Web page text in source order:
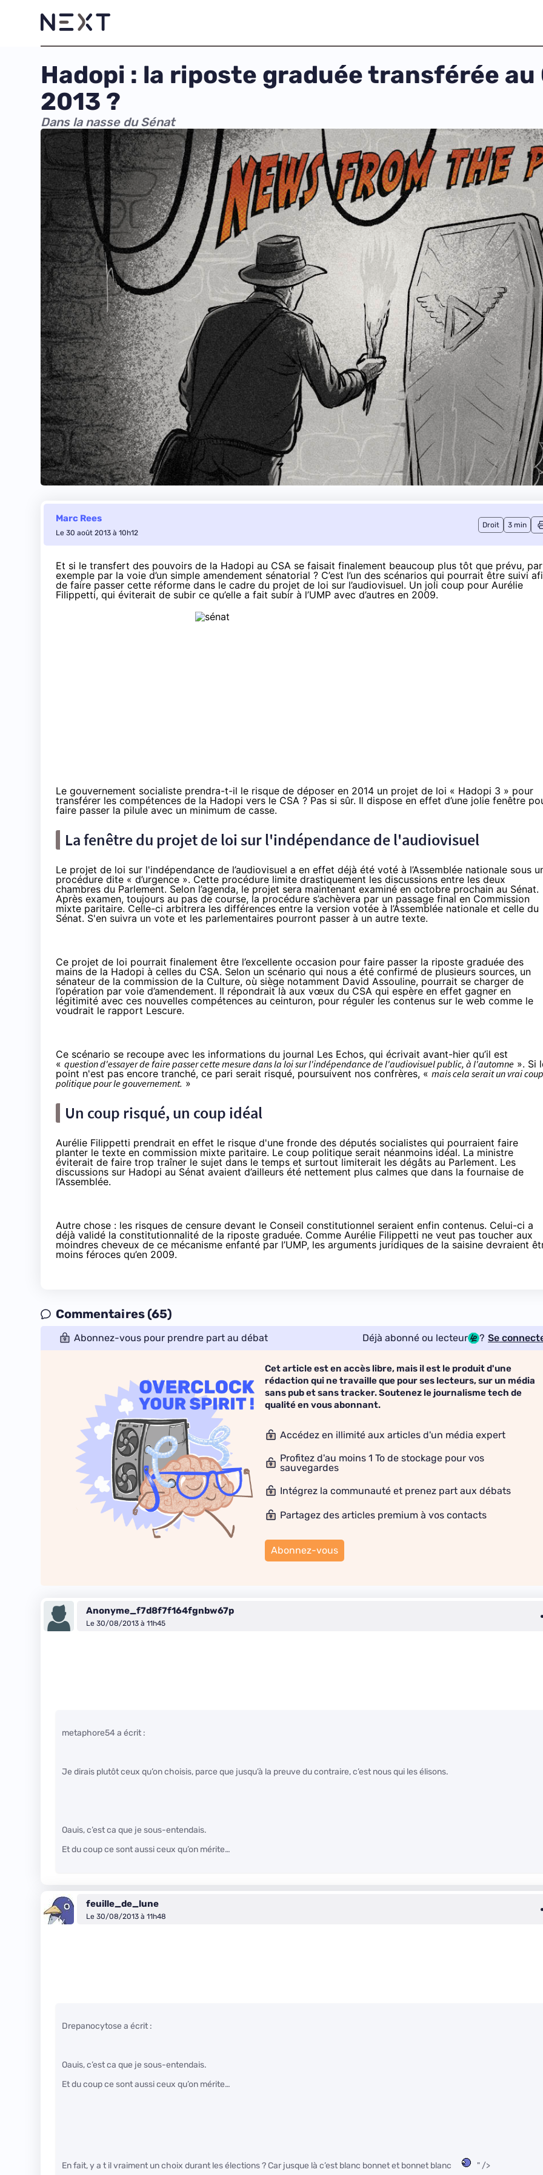
Hadopi : la riposte graduée transférée au
2013 ?
Dans la nasse du Sénat
Marc Rees
Le 30 août 2013 à 10h12
Droit 3 min
Et si le transfert des pouvoirs de la Hadopi au CSA se faisait finalement beaucoup plus tôt que prévu, par
exemple par la voie d’un simple amendement sénatorial ? C’est l’un des scénarios qui pourrait être suivi
de faire passer cette réforme dans le cadre du projet de loi sur l’audiovisuel. Un joli coup pour Aurélie
Filippetti, qui éviterait de subir ce qu’elle a fait subir à l’UMP avec d’autres en 2009.
Le gouvernement socialiste prendra-t-il le risque de déposer en 2014 un projet de loi « Hadopi 3 » pour
transférer les compétences de la Hadopi vers le CSA ? Pas si sûr. Il dispose en effet d’une jolie fenêtre
faire passer la pilule avec un minimum de casse.
La fenêtre du projet de loi sur l'indépendance de l'audiovisuel
Le projet de loi sur l'indépendance de l’audiovisuel a en effet déjà été voté à l’Assemblée nationale sous
procédure dite « d’urgence ». Cette procédure limite drastiquement les discussions entre les deux
chambres du Parlement. Selon l’agenda, le projet sera maintenant examiné en octobre prochain au Sénat.
Après examen, toujours au pas de course, la procédure s’achèvera par un passage final en Commission
mixte paritaire. Celle-ci arbitrera les différences entre la version votée à l’Assemblée nationale et celle du
Sénat. S'en suivra un vote et les parlementaires pourront passer à un autre texte.
Ce projet de loi pourrait finalement être l’excellente occasion pour faire passer la riposte graduée des
mains de la Hadopi à celles du CSA. Selon un scénario qui nous a été confirmé de plusieurs sources, un
sénateur de la commission de la Culture, où siège notamment David Assouline, pourrait se charger de
l’opération par voie d’amendement. Il répondrait là aux vœux du CSA qui espère en effet gagner en
légitimité avec ces nouvelles compétences au ceinturon, pour réguler les contenus sur le web comme le
voudrait le rapport Lescure.
Ce scénario se recoupe avec les informations du journal Les Echos, qui écrivait avant-hier qu’il est
« question d'essayer de faire passer cette mesure dans la loi sur l'indépendance de l'audiovisuel public, à l'automne ». Si
point n'est pas encore tranché, ce pari serait risqué, poursuivent nos confrères, « mais cela serait un vrai coup
politique pour le gouvernement. »
Un coup risqué, un coup idéal
Aurélie Filippetti prendrait en effet le risque d'une fronde des députés socialistes qui pourraient faire
planter le texte en commission mixte paritaire. Le coup politique serait néanmoins idéal. La ministre
éviterait de faire trop traîner le sujet dans le temps et surtout limiterait les dégâts au Parlement. Les
discussions sur Hadopi au Sénat avaient d’ailleurs été nettement plus calmes que dans la fournaise de
l’Assemblée.
Autre chose : les risques de censure devant le Conseil constitutionnel seraient enfin contenus. Celui-ci a
déjà validé la constitutionnalité de la riposte graduée. Comme Aurélie Filippetti ne veut pas toucher aux
moindres cheveux de ce mécanisme enfanté par l’UMP, les arguments juridiques de la saisine devraient
moins féroces qu’en 2009.
Commentaires (65)
Abonnez-vous pour prendre part au débat Déjà abonné ou lecteur ? Se
Cet article est en accès libre, mais il est le produit d'une
rédaction qui ne travaille que pour ses lecteurs, sur un média
sans pub et sans tracker. Soutenez le journalisme tech de
qualité en vous abonnant.
Accédez en illimité aux articles d'un média expert
Profitez d'au moins 1 To de stockage pour vos
sauvegardes
Intégrez la communauté et prenez part aux débats
Partagez des articles premium à vos contacts
Abonnez-vous
Anonyme_f7d8f7f164fgnbw67p
Le 30/08/2013 à 11h45
metaphore54 a écrit :
Je dirais plutôt ceux qu’on choisis, parce que jusqu’à la preuve du contraire, c’est nous qui les élisons.
Oauis, c’est ca que je sous-entendais.
Et du coup ce sont aussi ceux qu’on mérite…
feuille_de_lune
Le 30/08/2013 à 11h48
Drepanocytose a écrit :
Oauis, c’est ca que je sous-entendais.
Et du coup ce sont aussi ceux qu’on mérite…
En fait, y a t il vraiment un choix durant les élections ? Car jusque là c’est blanc bonnet et bonnet blanc " />